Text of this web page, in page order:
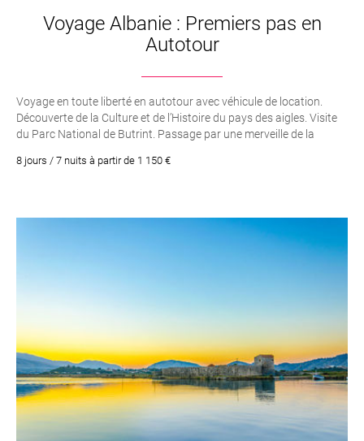
Voyage Albanie : Premiers pas en
Autotour
Voyage en toute liberté en autotour avec véhicule de location.
Découverte de la Culture et de l’Histoire du pays des aigles. Visite
du Parc National de Butrint. Passage par une merveille de la
son ambiance farniente
8 jours / 7 nuits à partir de 1 150 €